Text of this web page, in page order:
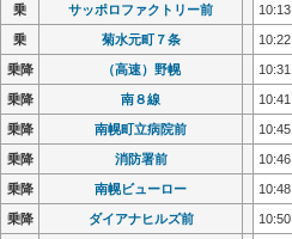
乗 サッポロファクトリー前 10:13
乗 菊水元町７条 10:22
乗降 （高速）野幌 10:31
乗降 南８線 10:41
乗降 南幌町立病院前 10:45
乗降 消防署前 10:46
乗降 南幌ビューロー 10:48
乗降 ダイアナヒルズ前 10:50
乗 サッポロファクトリー前 10:13
乗 菊水元町７条 10:22
乗降 （高速）野幌 10:31
乗降 南８線 10:41
乗降 南幌町立病院前 10:45
乗降 消防署前 10:46
乗降 南幌ビューロー 10:48
乗降 ダイアナヒルズ前 10:50